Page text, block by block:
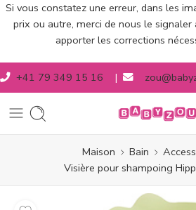
Si vous constatez une erreur, dans les
prix ou autre, merci de nous le signaler
apporter les corrections
+41 79 349 15 16 |
Maison Bain
Visière pour shampoing